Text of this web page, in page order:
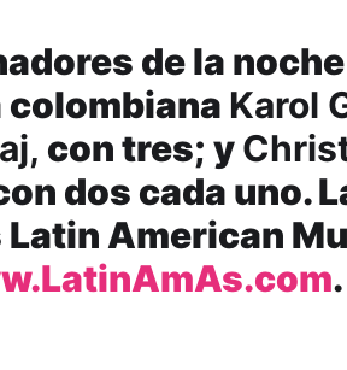
de la
Karol
con tres; y
dos cada uno.
Latin American
.